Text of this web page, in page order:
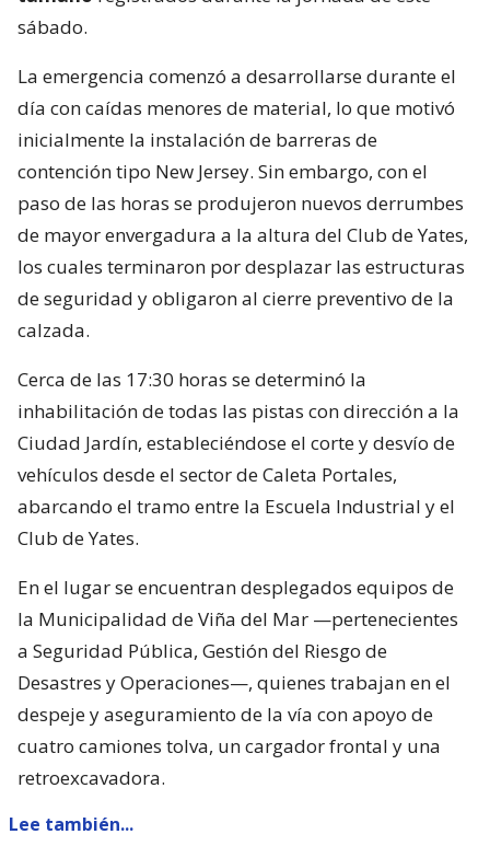
sábado.
La emergencia comenzó a desarrollarse durante el
día con caídas menores de material, lo que motivó
inicialmente la instalación de barreras de
contención tipo New Jersey. Sin embargo, con el
paso de las horas se produjeron nuevos derrumbes
de mayor envergadura a la altura del Club de Yates,
los cuales terminaron por desplazar las estructuras
de seguridad y obligaron al cierre preventivo de la
calzada.
Cerca de las 17:30 horas se determinó la
inhabilitación de todas las pistas con dirección a la
Ciudad Jardín, estableciéndose el corte y desvío de
vehículos desde el sector de Caleta Portales,
abarcando el tramo entre la Escuela Industrial y el
Club de Yates.
En el lugar se encuentran desplegados equipos de
la Municipalidad de Viña del Mar —pertenecientes
a Seguridad Pública, Gestión del Riesgo de
Desastres y Operaciones—, quienes trabajan en el
despeje y aseguramiento de la vía con apoyo de
cuatro camiones tolva, un cargador frontal y una
retroexcavadora.
Lee también...